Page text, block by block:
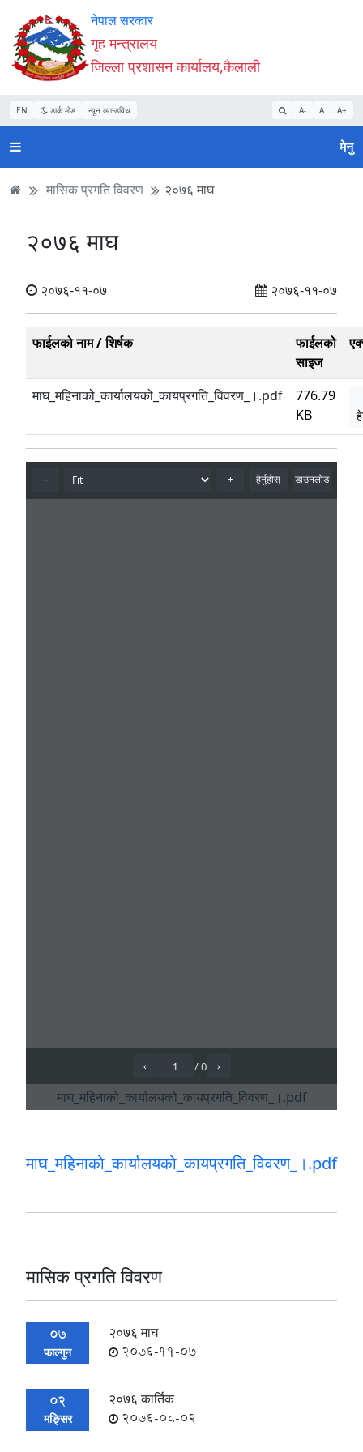
Accessibility
Mode
सुरु
गर्नुहोस्
सामाग्री
पढ्नुहाेस्
नेभिगेसन
पढ्नुहाेस्
वेबसाइट
खोजमा
जानुहोस्
नेपाल सरकार
गृह मन्त्रालय
जिल्ला प्रशासन कार्यालय,कैलाली
EN डार्क मोड न्यून व्यान्डविथ A- A A+
मेनु
मासिक प्रगति विवरण २०७६ माघ
२०७६ माघ
२०७६-११-०७ २०७६-११-०७
फाईलको नाम / शिर्षक
फाईलको
साइज
माघ_महिनाको_कार्यालयको_कायप्रगति_विवरण_।.pdf
776.79
KB
माघ_महिनाको_कार्यालयको_कायप्रगति_विवरण_।.pdf
मासिक प्रगति विवरण
07
फाल्गुन
२०७६ माघ
2076-11-07
02
मङ्सिर
२०७६ कार्तिक
2076-08-02